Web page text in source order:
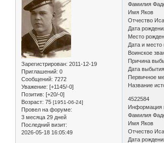
Зарегистрирован: 2011-12-19
Приглашений: 0
Сообщений: 7272
Уважение: [+1145/-0]
Позитив: [+20/-0]
Возраст: 75 [1951-06-24]
Провел на форуме:
3 месяца 29 дней
Последний визит:
2026-05-18 16:05:49
Фамилия
Имя Яков
Отчество
Дата
Место
Дата и
Воинское
Причина
Дата
Первичное
Название
4522584
Информация
Фамилия
Имя Яков
Отчество
Дата